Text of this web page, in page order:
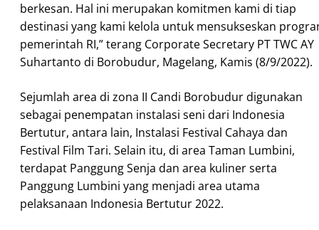
berkesan. Hal ini merupakan komitmen kami di tiap
destinasi yang kami kelola untuk mensukseskan
pemerintah RI,” terang Corporate Secretary PT TWC AY
Suhartanto di Borobudur, Magelang, Kamis (8/9/2022).
Sejumlah area di zona II Candi Borobudur digunakan
sebagai penempatan instalasi seni dari Indonesia
Bertutur, antara lain, Instalasi Festival Cahaya dan
Festival Film Tari. Selain itu, di area Taman Lumbini,
terdapat Panggung Senja dan area kuliner serta
Panggung Lumbini yang menjadi area utama
pelaksanaan Indonesia Bertutur 2022.